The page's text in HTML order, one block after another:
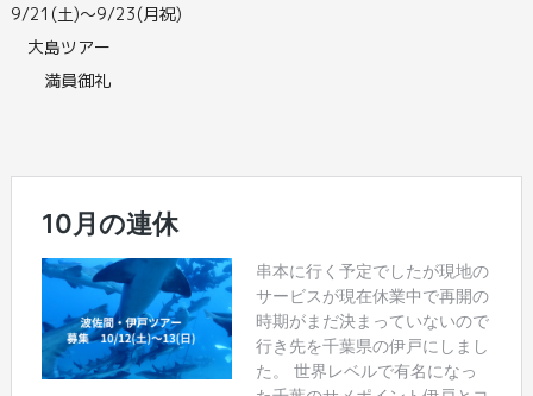
9/21(土)～9/23(月祝)
大島ツアー
満員御礼